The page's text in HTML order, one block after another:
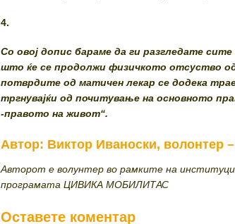
4.
Со овој допис бараме да ги разгледате
што ќе се продолжи физичкото отсуство
потврдите од матичен лекар се додека
тргнувајќи од почитување на основното
-правото на живот“.
Автор: Виктор Иваноски, волонтер
Авторот е волунтер во рамките на
програмата ЦИВИКА МОБИЛИТАС
Оставете коментар